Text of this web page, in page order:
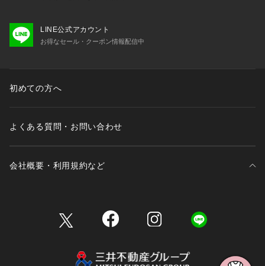
LINE公式アカウント
お得なセール・クーポン情報配信中
初めての方へ
よくある質問・お問い合わせ
会社概要・利用規約など